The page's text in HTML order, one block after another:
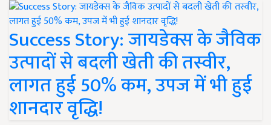
Success Story: जायडेक्स के जैविक
उत्पादों से बदली खेती की तस्वीर,
लागत हुई 50% कम, उपज में भी हुई
शानदार वृद्धि!